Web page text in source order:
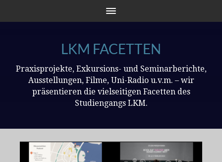
LKM FACETTEN
Praxisprojekte, Exkursions- und Seminarberichte,
Ausstellungen, Filme, Uni-Radio u.v.m. – wir
präsentieren die vielseitigen Facetten des
Studiengangs LKM.